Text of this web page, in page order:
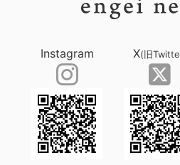
Instagram X(旧